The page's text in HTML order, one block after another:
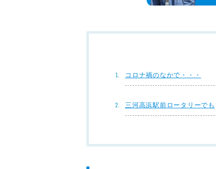
コロナ禍のなかで・・・
三河高浜駅前ロータリーでも